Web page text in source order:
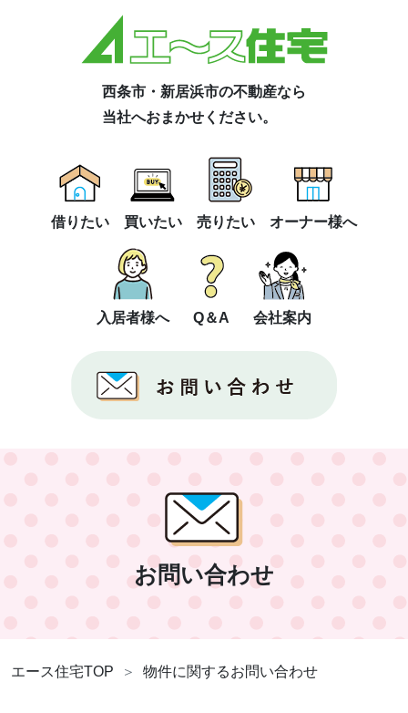
西条市・新居浜市の不動産なら
当社へおまかせください。
借りたい 買いたい 売りたい オーナー様へ
入居者様へ Q＆A 会社案内
お問い合わせ
エース住宅TOP 物件に関するお問い合わせ